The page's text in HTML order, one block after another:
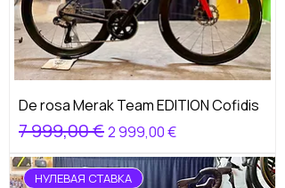
De rosa Merak Team EDITION Cofidis
Обычная цена
7 999,00 €Цена со скидкой
2 999,00 €
НУЛЕВАЯ СТАВКА